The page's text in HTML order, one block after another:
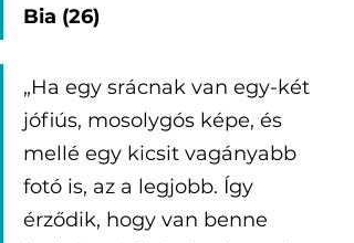
Bia (26)
„Ha egy srácnak van egy-két
jófiús, mosolygós képe, és
mellé egy kicsit vagányabb
fotó is, az a legjobb. Így
érződik, hogy van benne